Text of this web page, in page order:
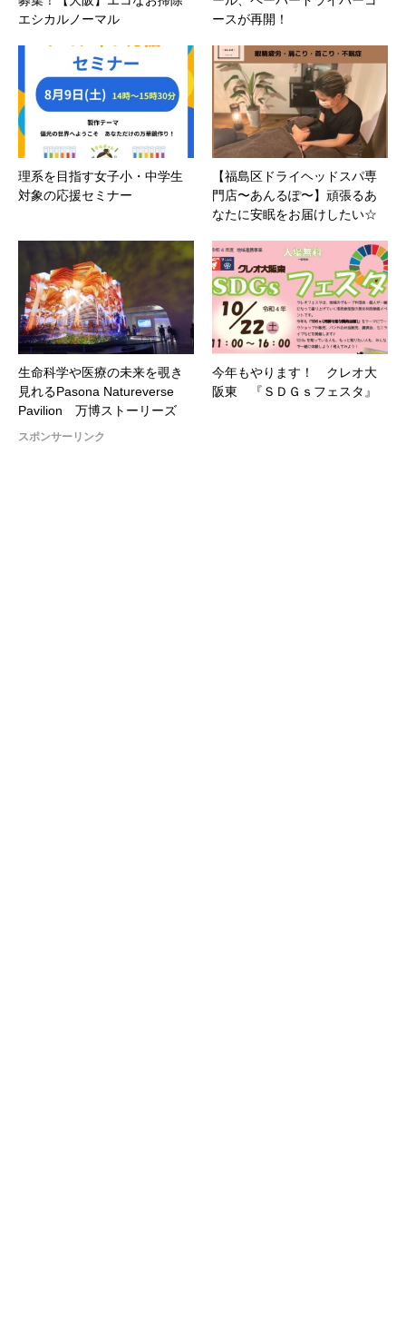
エシカルノーマル
ースが再開！
理系を目指す女子小・中学生
対象の応援セミナー
【福島区ドライヘッドスパ専
門店〜あんるぽ〜】頑張るあ
なたに安眠をお届けしたい☆
生命科学や医療の未来を覗き
見れるPasona Natureverse
Pavilion 万博ストーリーズ
今年もやります！ クレオ大
阪東 『ＳＤＧｓフェスタ』
スポンサーリンク